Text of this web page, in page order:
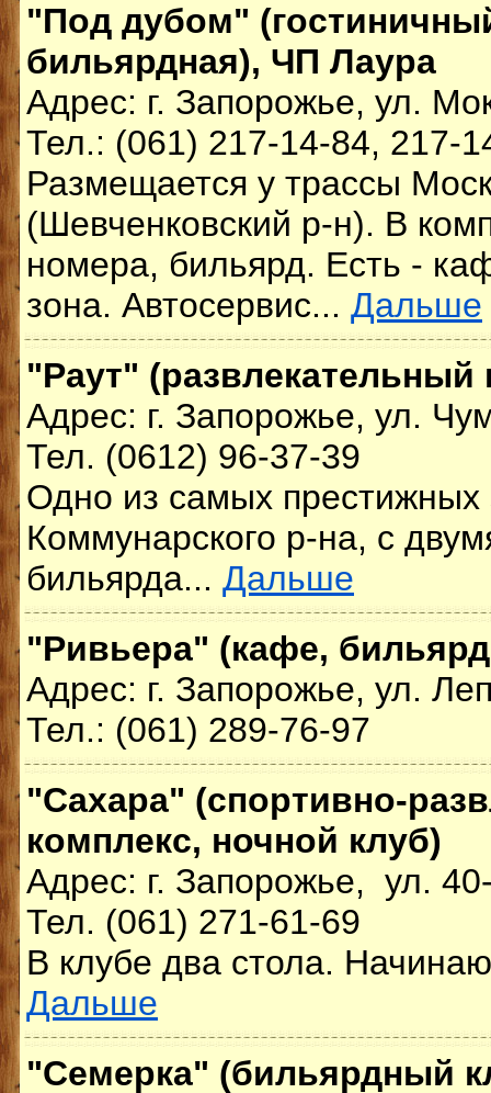
"Под дубом"
бильярдная), ЧП Лаура
Адрес: г. Запорожье, ул.
Тел.: (061) 217-14-84, 217-
Размещается у трассы
(Шевченковский р-н). В
номера, бильярд. Есть -
зона. Автосервис... Дальше
"Раут" (развлекательный
Адрес: г. Запорожье, ул.
Тел. (0612) 96-37-39
Одно из самых престижных
Коммунарского р-на, с
бильярда... Дальше
"Ривьера" (кафе,
Адрес: г. Запорожье, ул.
Тел.: (061) 289-76-97
"Сахара" (спортивно-
комплекс, ночной клуб)
Адрес: г. Запорожье, ул.
Тел. (061) 271-61-69
В клубе два стола.
Дальше
"Семерка" (бильярдный